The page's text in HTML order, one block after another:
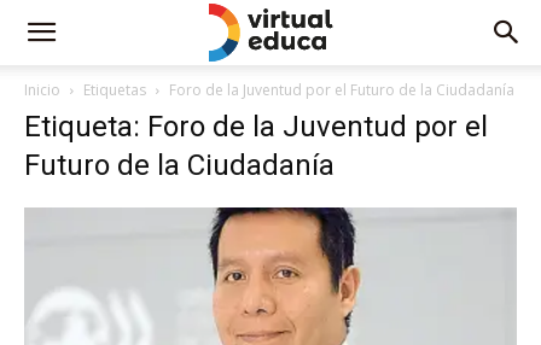
Inicio Etiquetas Foro de la Juventud por el Futuro de la Ciudadanía
Etiqueta: Foro de la Juventud por el
Futuro de la Ciudadanía